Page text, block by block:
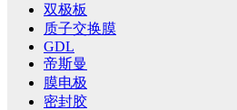
双极板
质子交换膜
GDL
帝斯曼
膜电极
密封胶